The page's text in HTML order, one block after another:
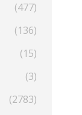
(477)
(136)
(15)
(3)
(2783)